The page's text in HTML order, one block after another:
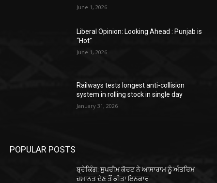
June 1, 2026
Liberal Opinion: Looking Ahead : Punjab is
“Hot”
June 1, 2026
Railways tests longest anti-collision
system in rolling stock in single day
January 31, 2026
POPULAR POSTS
ਬ੍ਰੇਕਿੰਗ: ਸੁਪਰੀਮ ਕੋਰਟ ਨੇ ਆਸਾਰਾਮ ਨੂੰ ਅੰਤਰਿਮ
ਜ਼ਮਾਨਤ ਦੇਣ ਤੋਂ ਕੀਤਾ ਇਨਕਾਰ